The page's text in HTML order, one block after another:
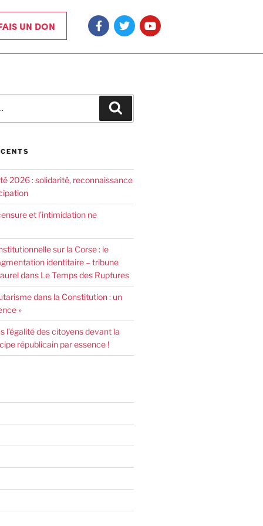
UN DON
2026 : solidarité, reconnaissance
et l’intimidation ne
sur la Corse : le
identitaire – tribune
dans Le Temps des Ruptures
dans la Constitution : un
»
l’égalité des citoyens devant la
républicain par essence !